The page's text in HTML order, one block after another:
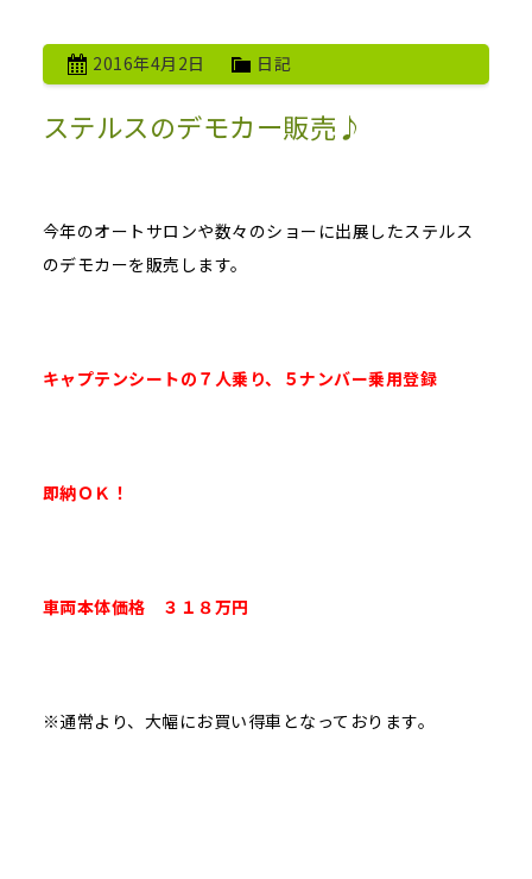
2016年4月2日 日記
ステルスのデモカー販売♪
今年のオートサロンや数々のショーに出展したステルス
のデモカーを販売します。
キャプテンシートの７人乗り、５ナンバー乗用登録
即納ＯＫ！
車両本体価格 ３１８万円
※通常より、大幅にお買い得車となっております。